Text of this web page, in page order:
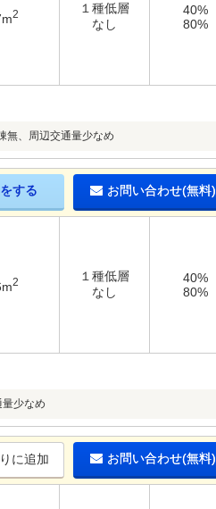
2
１種低層
なし
40%
80%
無、周辺交通量少なめ
する お問い合わせ(無料)
2
１種低層
なし
40%
80%
少なめ
に追加 お問い合わせ(無料)